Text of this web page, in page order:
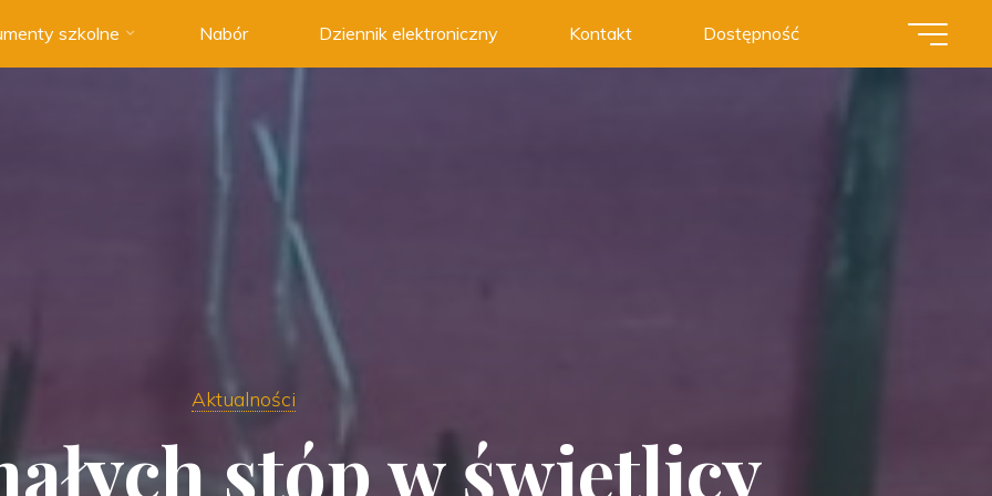
szkolne Nabór Dziennik elektroniczny Kontakt Dostępność
Aktualności
stóp w świetlicy